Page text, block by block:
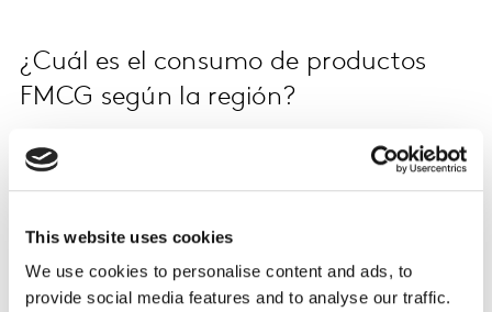
This website uses cookies
We use cookies to personalise content and ads, to
provide social media features and to analyse our traffic.
¿Cuál es el consumo de productos
FMCG según la región?
El estudio indica que la recuperación económica varía
En Antioquia, los carritos de compra son los más
grandes del país, con un 41% de misiones de
despensa.